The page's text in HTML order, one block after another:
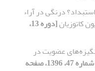
درنگی در آراء
کاتوزیان
[دوره 13،
عضویت در
[دوره 13، شماره 47، 1396، صفحه